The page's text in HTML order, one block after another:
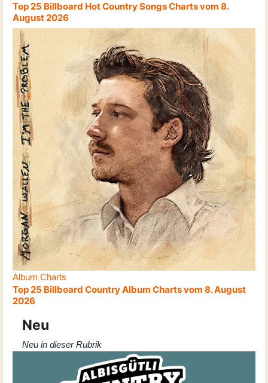
Top 25 Billboard Hot Country Songs Charts vom 8.
August 2026
Album Charts
Top 25 Billboard Country Album Charts vom 8. August
2026
Neu
Neu in dieser Rubrik